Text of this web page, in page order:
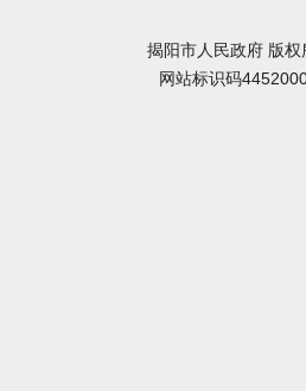
揭阳市人民政府 版
网站标识码